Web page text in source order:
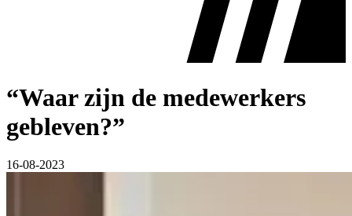
“Waar zijn de medewerkers
gebleven?”
16-08-2023